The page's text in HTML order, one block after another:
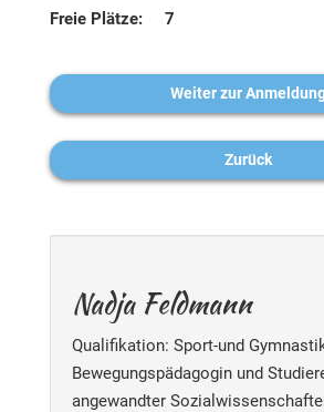
Freie Plätze: 7
Weiter zur
Zurück
Nadja Feldmann
Qualifikation: Sport-und
Bewegungspädagogin und
angewandter